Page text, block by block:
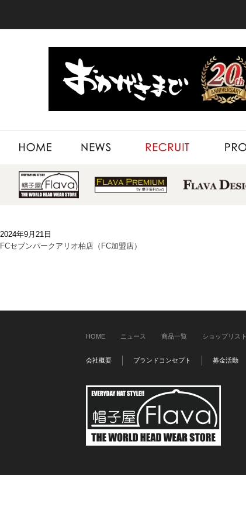
2024年9月21日
FCセブンパークアリオ柏店（FC加盟店）
HOME ニュース 商品一覧 ショップリスト
会社概要 ブランドコンセプト 募金活動